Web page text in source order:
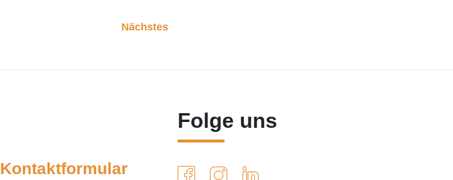
Nächstes
Kontaktformular
Folge uns